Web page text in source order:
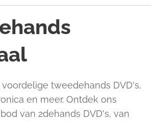
tweedehands DVD's,
en meer. Ontdek ons
van 2dehands DVD's, van